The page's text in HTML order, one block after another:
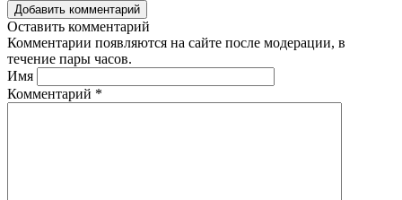
Добавить комментарий
Оставить комментарий
Комментарии появляются на сайте после модерации, в
течение пары часов.
Имя
Комментарий *